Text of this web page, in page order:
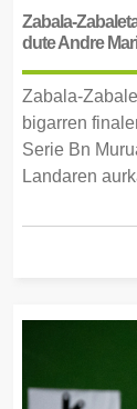
Zabala-
dute Andre
Zabala-
bigarren
Serie Bn
Landaren